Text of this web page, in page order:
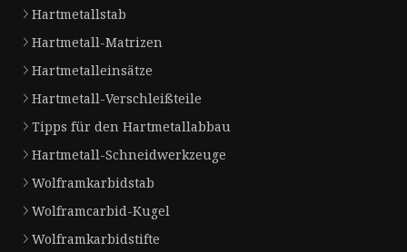
Hartmetallstab
Hartmetall-Matrizen
Hartmetalleinsätze
Hartmetall-Verschleißteile
Tipps für den Hartmetallabbau
Hartmetall-Schneidwerkzeuge
Wolframkarbidstab
Wolframcarbid-Kugel
Wolframkarbidstifte